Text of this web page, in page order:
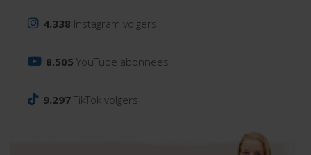
4.338 Instagram volgers
8.505 YouTube abonnees
9.297 TikTok volgers